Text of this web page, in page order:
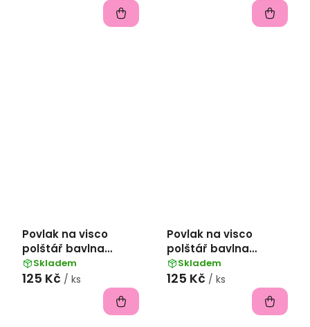
Povlak na visco
polštář bavlna
popelín 45x75 cm -
tyrkysová
Skladem
125 Kč / ks
Povlak na visco
polštář bavlna
popelín 45x75 cm -
meruňková
Skladem
125 Kč / ks